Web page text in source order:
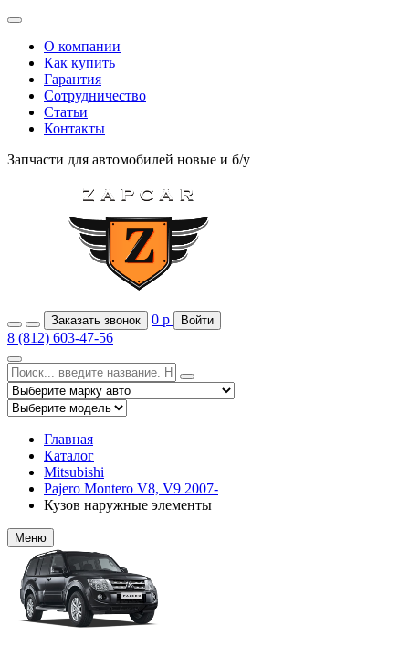
О компании
Как купить
Гарантия
Сотрудничество
Статьи
Контакты
Запчасти для автомобилей новые и б/у
Заказать звонок 0 р Войти
8 (812) 603-47-56
Главная
Каталог
Mitsubishi
Pajero Montero V8, V9 2007-
Кузов наружные элементы
Меню